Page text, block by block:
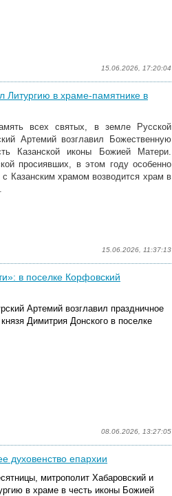
15.06.2026, 17:20:04
Литургию в храме-памятнике в
всех святых, в земле Русской
Артемий возглавил Божественную
Казанской иконы Божией Матери.
просиявших, в этом году особенно
Казанским храмом возводится храм в
15.06.2026, 11:37:13
в поселке Корфовский
Артемий возглавил праздничное
Димитрия Донского в поселке
08.06.2026, 13:27:05
духовенство епархии
митрополит Хабаровский и
в храме в честь иконы Божией